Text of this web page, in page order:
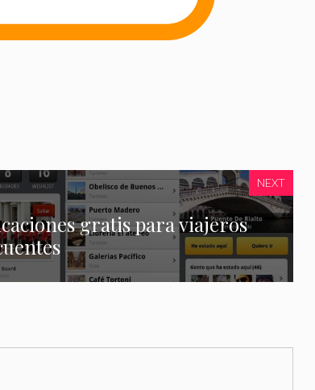
NEXT
gratis para viajeros